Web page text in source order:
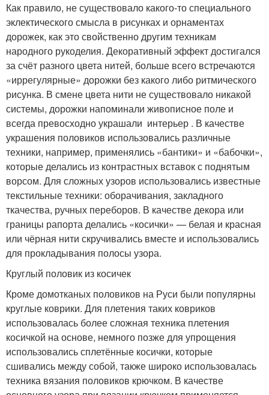
Как правило, не существовало какого-то специального
эклектического смысла в рисунках и орнаментах
дорожек, как это свойственно другим техникам
народного рукоделия. Декоративный эффект достигался
за счёт разного цвета нитей, больше всего встречаются
«иррегулярные» дорожки без какого либо ритмического
рисунка. В смене цвета нити не существовало никакой
системы, дорожки напоминали живописное поле и
всегда превосходно украшали интерьер . В качестве
украшения половиков использовались различные
техники, например, применялись «бантики» и «бабочки»,
которые делались из контрастных вставок с поднятым
ворсом. Для сложных узоров использовались известные
текстильные техники: оборачивания, закладного
ткачества, ручных переборов. В качестве декора или
границы рапорта делались «косички» — белая и красная
или чёрная нити скручивались вместе и использовались
для прокладывания полосы узора.
Круглый половик из косичек
Кроме домотканых половиков на Руси были популярны
круглые коврики. Для плетения таких ковриков
использовалась более сложная техника плетения
косичкой на основе, немного позже для упрощения
использовались сплетённые косички, которые
сшивались между собой, также широко использовалась
техника вязания половиков крючком. В качестве